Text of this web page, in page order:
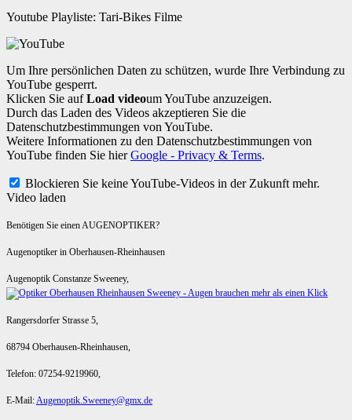
Youtube Playliste: Tari-Bikes Filme
Um Ihre persönlichen Daten zu schützen, wurde Ihre Verbindung zu
YouTube gesperrt.
Klicken Sie aufLoad videoum YouTube anzuzeigen.
Durch das Laden des Videos akzeptieren Sie die
Datenschutzbestimmungen von YouTube.
Weitere Informationen zu den Datenschutzbestimmungen von
YouTube finden Sie hierGoogle - Privacy & Terms.
Blockieren Sie keine YouTube-Videos in der Zukunft mehr.
Video laden
Benötigen Sie einen AUGENOPTIKER?
Augenoptiker in Oberhausen-Rheinhausen
Augenoptik Constanze Sweeney,
Rangersdorfer Strasse 5,
68794 Oberhausen-Rheinhausen,
Telefon: 07254-9219960,
E-Mail:Augenoptik.Sweeney@gmx.de